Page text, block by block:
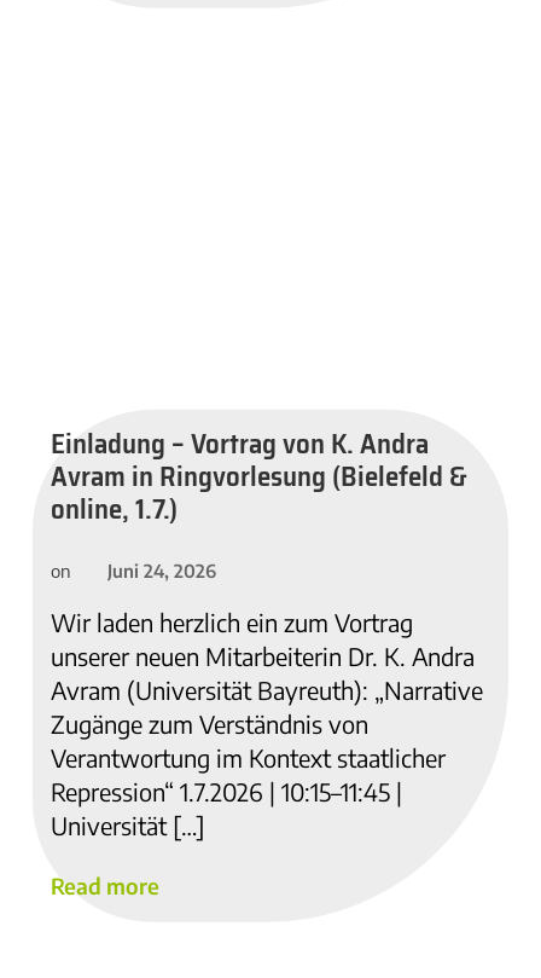
Einladung – Vortrag von K. Andra
Avram in Ringvorlesung (Bielefeld &
online, 1.7.)
on Juni 24, 2026
Wir laden herzlich ein zum Vortrag
unserer neuen Mitarbeiterin Dr. K. Andra
Avram (Universität Bayreuth): „Narrative
Zugänge zum Verständnis von
Verantwortung im Kontext staatlicher
Repression“ 1.7.2026 | 10:15–11:45 |
Universität […]
Read more